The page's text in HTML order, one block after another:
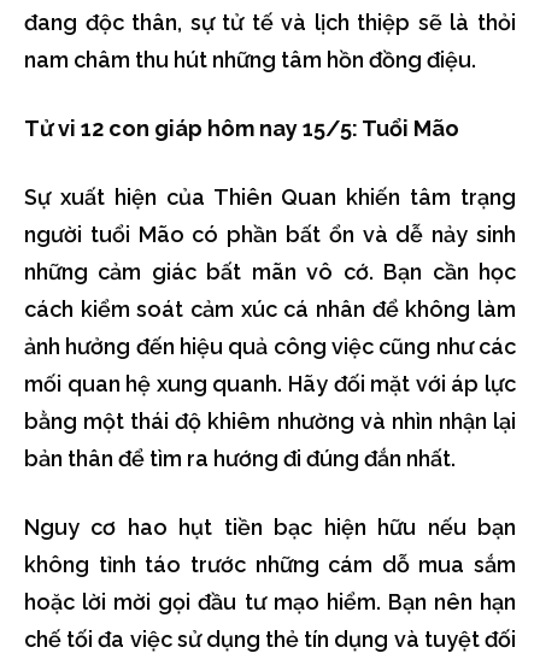
đang độc thân, sự tử tế và lịch thiệp sẽ là thỏi
nam châm thu hút những tâm hồn đồng điệu.
Tử vi 12 con giáp hôm nay 15/5: Tuổi Mão
Sự xuất hiện của Thiên Quan khiến tâm trạng
người tuổi Mão có phần bất ổn và dễ nảy sinh
những cảm giác bất mãn vô cớ. Bạn cần học
cách kiểm soát cảm xúc cá nhân để không làm
ảnh hưởng đến hiệu quả công việc cũng như các
mối quan hệ xung quanh. Hãy đối mặt với áp lực
bằng một thái độ khiêm nhường và nhìn nhận lại
bản thân để tìm ra hướng đi đúng đắn nhất.
Nguy cơ hao hụt tiền bạc hiện hữu nếu bạn
không tỉnh táo trước những cám dỗ mua sắm
hoặc lời mời gọi đầu tư mạo hiểm. Bạn nên hạn
chế tối đa việc sử dụng thẻ tín dụng và tuyệt đối